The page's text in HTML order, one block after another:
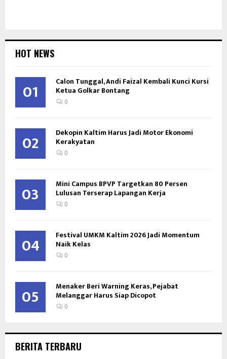
HOT NEWS
01 Calon Tunggal, Andi Faizal Kembali Kunci Kursi
Ketua Golkar Bontang
0
02 Dekopin Kaltim Harus Jadi Motor Ekonomi
Kerakyatan
0
03 Mini Campus BPVP Targetkan 80 Persen
Lulusan Terserap Lapangan Kerja
0
04 Festival UMKM Kaltim 2026 Jadi Momentum
Naik Kelas
0
05 Menaker Beri Warning Keras, Pejabat
Melanggar Harus Siap Dicopot
0
BERITA TERBARU